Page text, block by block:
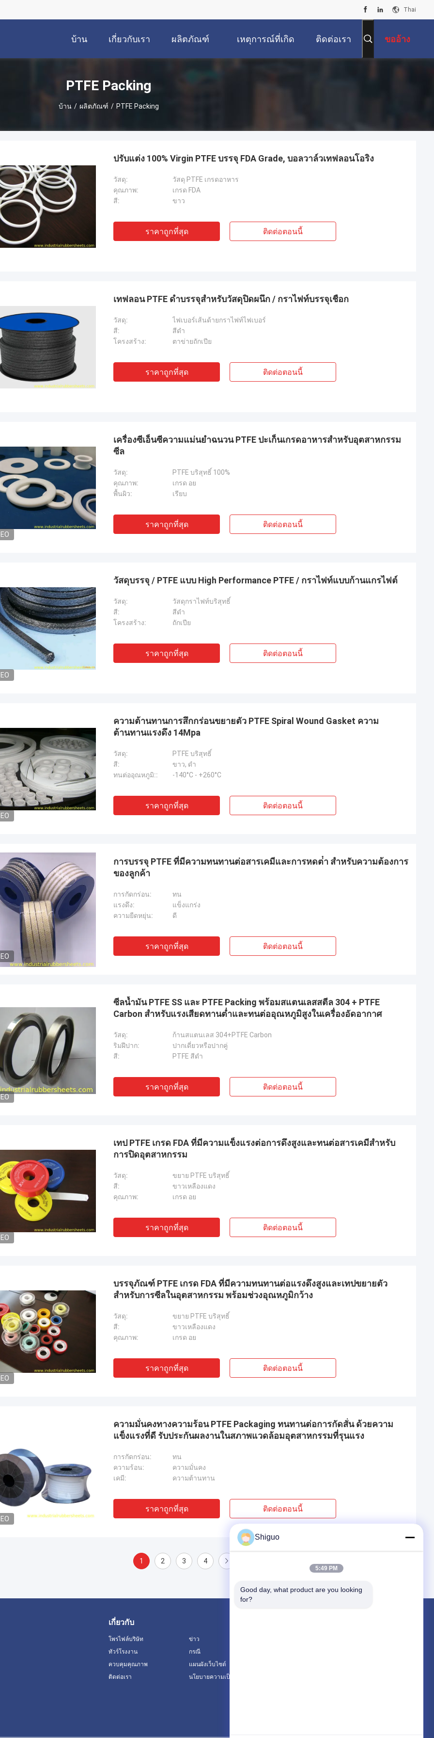
Thai
บ้าน เกี่ยวกับเรา ผลิตภัณฑ์ เหตุการณ์ที่เกิด ติดต่อเรา ขออ้าง
PTFE Packing
บ้าน / ผลิตภัณฑ์ / PTFE Packing
ปรับแต่ง 100% Virgin PTFE บรรจุ FDA Grade, บอลวาล์วเทฟลอนโอริง
วัสดุ:
วัสดุ PTFE เกรดอาหาร
คุณภาพ:
เกรด FDA
สี:
ขาว
ราคาถูกที่สุด ติดต่อตอนนี้
เทฟลอน PTFE ดำบรรจุสำหรับวัสดุปิดผนึก / กราไฟท์บรรจุเชือก
วัสดุ:
ไฟเบอร์เส้นด้ายกราไฟท์ไฟเบอร์
สี:
สีดำ
โครงสร้าง:
ตาข่ายถักเปีย
ราคาถูกที่สุด ติดต่อตอนนี้
เครื่องซีเอ็นซีความแม่นยำฉนวน PTFE ปะเก็นเกรดอาหารสำหรับอุตสาหกรรม
ซีล
วัสดุ:
PTFE บริสุทธิ์ 100%
คุณภาพ:
เกรด อย
พื้นผิว:
เรียบ
ราคาถูกที่สุด ติดต่อตอนนี้
วัสดุบรรจุ / PTFE แบบ High Performance PTFE / กราไฟท์แบบก้านแกรไฟต์
วัสดุ:
วัสดุกราไฟท์บริสุทธิ์
สี:
สีดำ
โครงสร้าง:
ถักเปีย
ราคาถูกที่สุด ติดต่อตอนนี้
ความต้านทานการสึกกร่อนขยายตัว PTFE Spiral Wound Gasket ความ
ต้านทานแรงดึง 14Mpa
วัสดุ:
PTFE บริสุทธิ์
สี:
ขาว, ดำ
ทนต่ออุณหภูมิ::
-140°C - +260°C
ราคาถูกที่สุด ติดต่อตอนนี้
การบรรจุ PTFE ที่มีความทนทานต่อสารเคมีและการหดต่ํา สําหรับความต้องการ
ของลูกค้า
การกัดกร่อน:
ทน
แรงดึง:
แข็งแกร่ง
ความยืดหยุ่น:
ดี
ราคาถูกที่สุด ติดต่อตอนนี้
ซีลน้ำมัน PTFE SS และ PTFE Packing พร้อมสแตนเลสสตีล 304 + PTFE
Carbon สำหรับแรงเสียดทานต่ำและทนต่ออุณหภูมิสูงในเครื่องอัดอากาศ
วัสดุ:
ก้านสแตนเลส 304+PTFE Carbon
ริมฝีปาก:
ปากเดี่ยวหรือปากคู่
สี:
PTFE สีดำ
ราคาถูกที่สุด ติดต่อตอนนี้
เทป PTFE เกรด FDA ที่มีความแข็งแรงต่อการดึงสูงและทนต่อสารเคมีสําหรับ
การปิดอุตสาหกรรม
วัสดุ:
ขยาย PTFE บริสุทธิ์
สี:
ขาวเหลืองแดง
คุณภาพ:
เกรด อย
ราคาถูกที่สุด ติดต่อตอนนี้
บรรจุภัณฑ์ PTFE เกรด FDA ที่มีความทนทานต่อแรงดึงสูงและเทปขยายตัว
สำหรับการซีลในอุตสาหกรรม พร้อมช่วงอุณหภูมิกว้าง
วัสดุ:
ขยาย PTFE บริสุทธิ์
สี:
ขาวเหลืองแดง
คุณภาพ:
เกรด อย
ราคาถูกที่สุด ติดต่อตอนนี้
ความมั่นคงทางความร้อน PTFE Packaging ทนทานต่อการกัดสั่น ด้วยความ
แข็งแรงที่ดี รับประกันผลงานในสภาพแวดล้อมอุตสาหกรรมที่รุนแรง
การกัดกร่อน:
ทน
ความร้อน:
ความมั่นคง
เคมี:
ความต้านทาน
ราคาถูกที่สุด ติดต่อตอนนี้
1 2 3 4
เกี่ยวกับ
โพรไฟล์บริษัท
ทัวร์โรงงาน
ควบคุมคุณภาพ
ติดต่อเรา
ข่าว
กรณี
แผนผังเว็บไซต์
นโยบายความเป็นส่วนตัว
Shiguo
5:49 PM
Good day, what product are you looking
for?